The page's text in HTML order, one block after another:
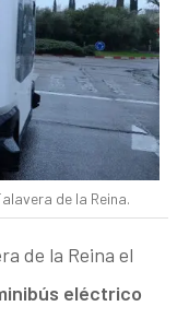
de la Reina.
de la Reina el
eléctrico